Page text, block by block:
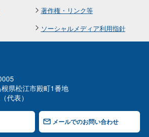
著作権・リンク等
ソーシャルメディア利用指針
県松江市殿町1番地
代表）
メールでのお問い合わせ